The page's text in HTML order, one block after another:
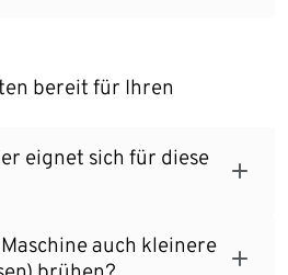
bereit für Ihren
eignet sich für diese
auch kleinere